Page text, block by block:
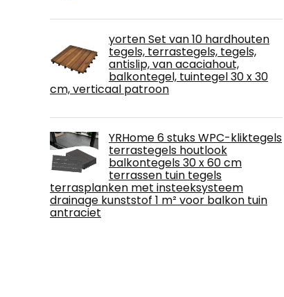
yorten Set van 10 hardhouten
tegels, terrastegels, tegels,
antislip, van acaciahout,
balkontegel, tuintegel 30 x 30
cm, verticaal patroon
YRHome 6 stuks WPC-kliktegels
terrastegels houtlook
balkontegels 30 x 60 cm
terrassen tuin tegels
terrasplanken met insteeksysteem
drainage kunststof 1 m² voor balkon tuin
antraciet